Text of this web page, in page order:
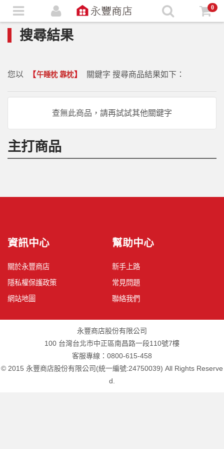
0
搜尋結果
您以 【午睡枕 靠枕】 關鍵字 搜尋商品結果如下：
查無此商品，請再試試其他關鍵字
主打商品
資訊中心
關於永豐商店
隱私權保護政策
網站地圖
幫助中心
新手上路
常見問題
聯絡我們
永豐商店股份有限公司
100 台灣台北市中正區南昌路一段110號7樓
客服專線：0800-615-458
© 2015 永豐商店股份有限公司(統一編號:24750039) All Rights Reserve
d.